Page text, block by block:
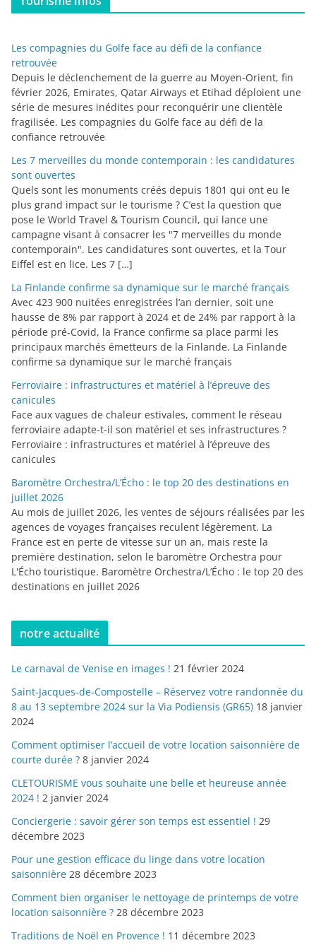
r
i
e
s
Les compagnies du Golfe face au défi de la confiance
retrouvée
Depuis le déclenchement de la guerre au Moyen-Orient, fin
février 2026, Emirates, Qatar Airways et Etihad déploient une
série de mesures inédites pour reconquérir une clientèle
fragilisée. Les compagnies du Golfe face au défi de la
confiance retrouvée
Les 7 merveilles du monde contemporain : les candidatures
sont ouvertes
Quels sont les monuments créés depuis 1801 qui ont eu le
plus grand impact sur le tourisme ? C’est la question que
pose le World Travel & Tourism Council, qui lance une
campagne visant à consacrer les "7 merveilles du monde
contemporain". Les candidatures sont ouvertes, et la Tour
Eiffel est en lice. Les 7 […]
La Finlande confirme sa dynamique sur le marché français
Avec 423 900 nuitées enregistrées l’an dernier, soit une
hausse de 8% par rapport à 2024 et de 24% par rapport à la
période pré-Covid, la France confirme sa place parmi les
principaux marchés émetteurs de la Finlande. La Finlande
confirme sa dynamique sur le marché français
Ferroviaire : infrastructures et matériel à l’épreuve des
canicules
Face aux vagues de chaleur estivales, comment le réseau
ferroviaire adapte-t-il son matériel et ses infrastructures ?
Ferroviaire : infrastructures et matériel à l’épreuve des
canicules
Baromètre Orchestra/L’Écho : le top 20 des destinations en
juillet 2026
Au mois de juillet 2026, les ventes de séjours réalisées par les
agences de voyages françaises reculent légèrement. La
France est en perte de vitesse sur un an, mais reste la
première destination, selon le baromètre Orchestra pour
L'Écho touristique. Baromètre Orchestra/L’Écho : le top 20 des
destinations en juillet 2026
notre actualité
Le carnaval de Venise en images ! 21 février 2024
Saint-Jacques-de-Compostelle – Réservez votre randonnée du
8 au 13 septembre 2024 sur la Via Podiensis (GR65) 18 janvier
2024
Comment optimiser l’accueil de votre location saisonnière de
courte durée ? 8 janvier 2024
CLETOURISME vous souhaite une belle et heureuse année
2024 ! 2 janvier 2024
Conciergerie : savoir gérer son temps est essentiel ! 29
décembre 2023
Pour une gestion efficace du linge dans votre location
saisonnière 28 décembre 2023
Comment bien organiser le nettoyage de printemps de votre
location saisonnière ? 28 décembre 2023
Traditions de Noël en Provence ! 11 décembre 2023